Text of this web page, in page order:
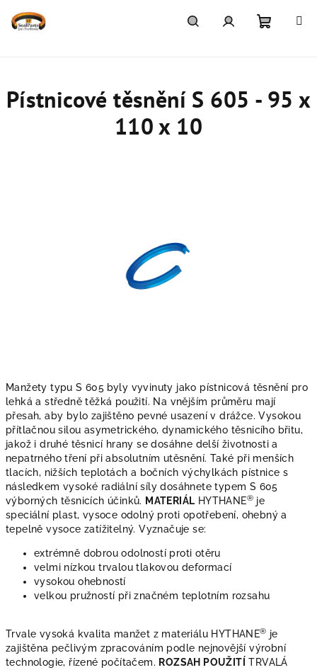
Manžety typu S 605 byly vyvinuty jako pístnicová těsnění pro
lehká a středně těžká použití. Na vnějším průměru mají
přesah, aby bylo zajištěno pevné usazení v drážce. Vysokou
přítlačnou silou asymetrického, dynamického těsnicího břitu,
jakož i druhé těsnicí hrany se dosáhne delší životnosti a
nepatrného tření při absolutním utěsnění. Také při menších
tlacích, nižších teplotách a bočních výchylkách pístnice s
následkem vysoké radiální síly dosáhnete typem S 605
výborných těsnicích účinků. MATERIÁL HYTHANE® je
speciální plast, vysoce odolný proti opotřebení, ohebný a
tepelně vysoce zatížitelný. Vyznačuje se:
extrémně dobrou odolností proti otěru
velmi nízkou trvalou tlakovou deformací
vysokou ohebností
velkou pružností při značném teplotním rozsahu
Trvale vysoká kvalita manžet z materiálu HYTHANE® je
zajištěna pečlivým zpracováním podle nejnovější výrobní
technologie, řízené počítačem. ROZSAH POUŽITÍ TRVALÁ
Pístnicové těsnění S 605 - 95 x
110 x 10